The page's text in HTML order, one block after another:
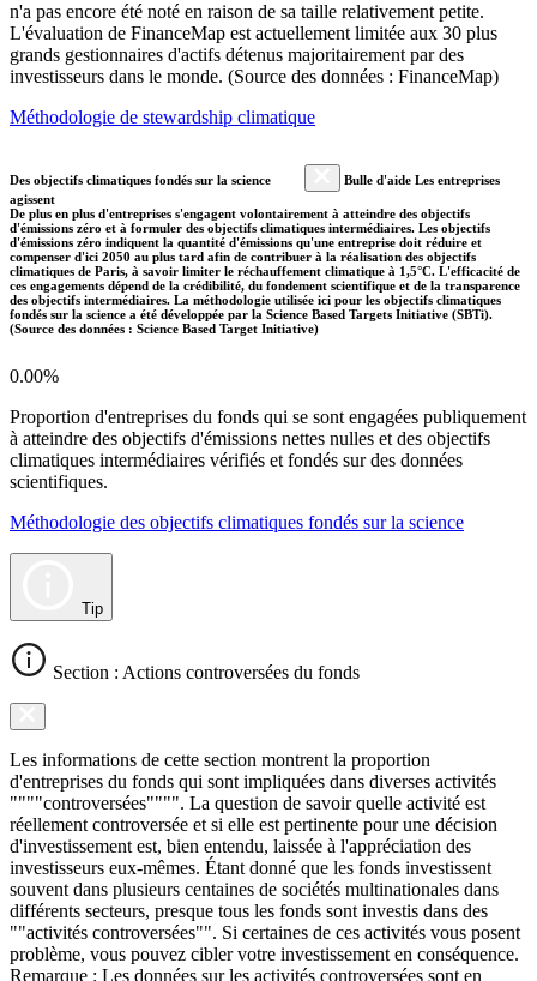
n'a pas encore été noté en raison de sa taille relativement petite.
L'évaluation de FinanceMap est actuellement limitée aux 30 plus
grands gestionnaires d'actifs détenus majoritairement par des
investisseurs dans le monde. (Source des données : FinanceMap)
Méthodologie de stewardship climatique
Des objectifs climatiques fondés sur la science
Bulle d'aide Les entreprises
agissent
De plus en plus d'entreprises s'engagent volontairement à atteindre des objectifs
d'émissions zéro et à formuler des objectifs climatiques intermédiaires. Les objectifs
d'émissions zéro indiquent la quantité d'émissions qu'une entreprise doit réduire et
compenser d'ici 2050 au plus tard afin de contribuer à la réalisation des objectifs
climatiques de Paris, à savoir limiter le réchauffement climatique à 1,5°C. L'efficacité de
ces engagements dépend de la crédibilité, du fondement scientifique et de la transparence
des objectifs intermédiaires. La méthodologie utilisée ici pour les objectifs climatiques
fondés sur la science a été développée par la Science Based Targets Initiative (SBTi).
(Source des données : Science Based Target Initiative)
0.00%
Proportion d'entreprises du fonds qui se sont engagées publiquement
à atteindre des objectifs d'émissions nettes nulles et des objectifs
climatiques intermédiaires vérifiés et fondés sur des données
scientifiques.
Méthodologie des objectifs climatiques fondés sur la science
Tip
Section : Actions controversées du fonds
Les informations de cette section montrent la proportion
d'entreprises du fonds qui sont impliquées dans diverses activités
""""controversées"""". La question de savoir quelle activité est
réellement controversée et si elle est pertinente pour une décision
d'investissement est, bien entendu, laissée à l'appréciation des
investisseurs eux-mêmes. Étant donné que les fonds investissent
souvent dans plusieurs centaines de sociétés multinationales dans
différents secteurs, presque tous les fonds sont investis dans des
""activités controversées"". Si certaines de ces activités vous posent
problème, vous pouvez cibler votre investissement en conséquence.
Remarque : Les données sur les activités controversées sont en